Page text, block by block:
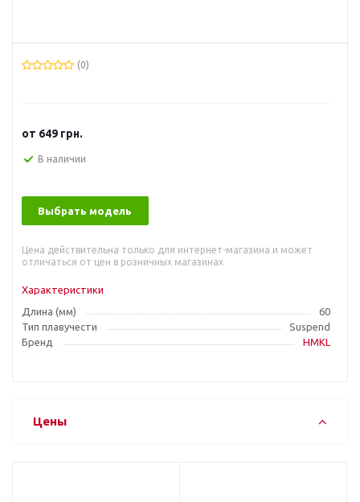
(0)
от 649 грн.
В наличии
Выбрать модель
Цена действительна только для интернет-магазина и может
отличаться от цен в розничных магазинах
Характеристики
Длина (мм)
60
Тип плавучести
Suspend
Бренд
HMKL
Цены